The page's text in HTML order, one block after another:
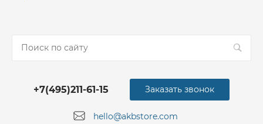
+7(495)211-61-15
hello@akbstore.com
Заказать звонок